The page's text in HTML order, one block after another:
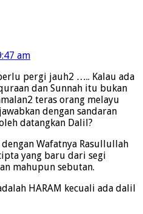
am
pergi jauh2 ….. Kalau ada
dan Sunnah itu bukan
teras orang melayu
dengan sandaran
datangkan Dalil?
Wafatnya Rasullullah
yang baru dari segi
mahupun sebutan.
HARAM kecuali ada dalil